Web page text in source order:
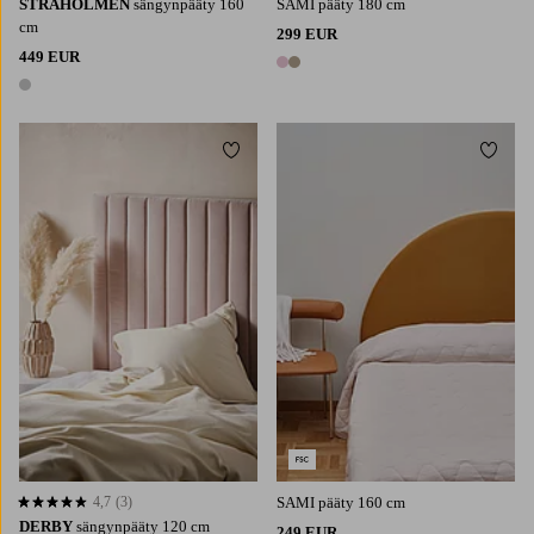
STRÅHOLMEN sängynpääty 160
cm
449 EUR
1 väri
SAMI pääty 180 cm
299 EUR
2 värejä
DERBY sängynpääty 120 cm
4,7 perustuen 3 arvosanaan
4,7 (3)
Lisää suosikkeihin
SAMI pääty 160 cm
Lisää